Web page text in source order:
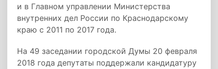
и в Главном управлении Министерства
внутренних дел России по Краснодарскому
краю с 2011 по 2017 года.
На 49 заседании городской Думы 20 февраля
2018 года депутаты поддержали кандидатуру